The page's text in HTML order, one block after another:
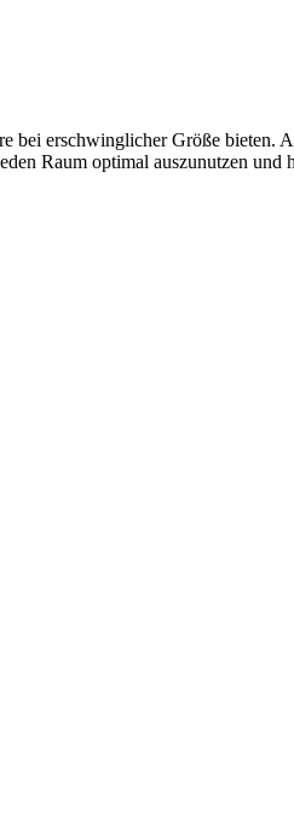
bei erschwinglicher Größe bieten.
Raum optimal auszunutzen und